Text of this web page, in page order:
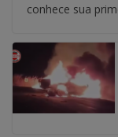
conhece sua